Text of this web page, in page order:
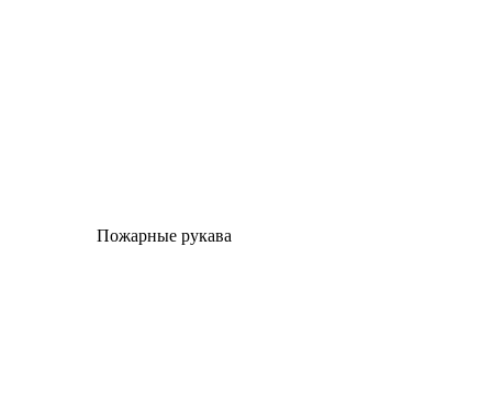
Пожарные рукава